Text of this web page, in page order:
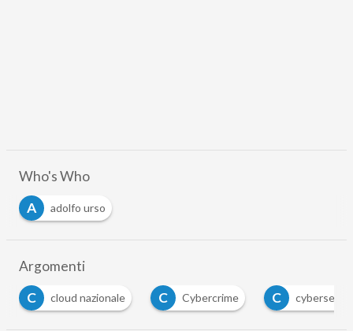
Who's Who
A
adolfo urso
Argomenti
C
cloud nazionale C Cybercrime C